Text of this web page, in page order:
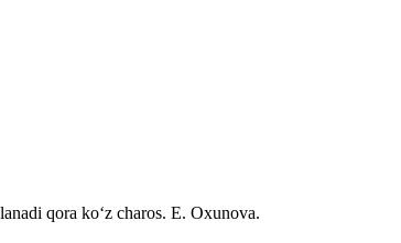
qora koʻz charos. E. Oxunova.